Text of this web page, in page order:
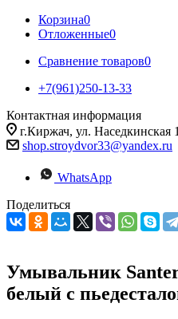
Корзина0
Отложенные0
Сравнение товаров0
+7(961)250-13-33
Контактная информация
г.Киржач, ул. Наседкинская
shop.stroydvor33@yandex.ru
WhatsApp
Поделиться
Умывальник
белый с